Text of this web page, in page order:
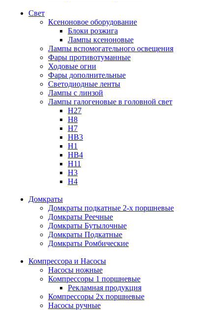
Свет
Ксеноновое оборудование
Блоки розжига
Лампы ксеноновые
Лампы вспомогательного освещения
Фары противотуманные
Ходовые огни
Фары дополнительные
Светодиодные ленты
Лампы с линзой
Лампы галогеновые в головной свет
H27
H8
H7
HB3
H1
HB4
H11
H3
H4
Домкраты
Домкраты подкатные 2-х поршневые
Домкраты Реечные
Домкраты Бутылочные
Домкраты Подкатные
Домкраты Ромбические
Компрессора и Насосы
Насосы ножные
Компрессоры 1 поршневые
Рекламная продукция
Компрессоры 2х поршневые
Насосы ручные